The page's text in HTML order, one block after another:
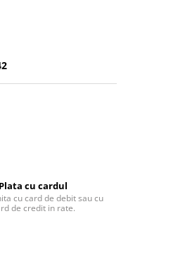
Plata cu cardul
cu card de debit sau cu
de credit in rate.